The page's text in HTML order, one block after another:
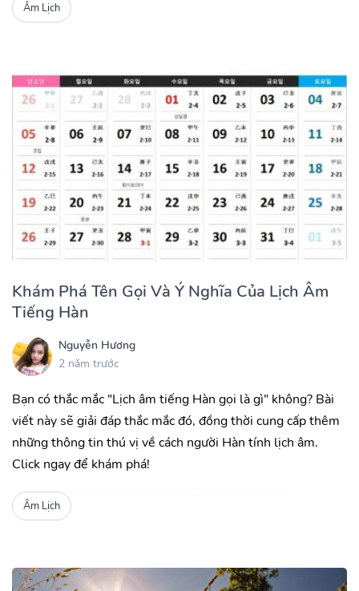
Âm Lịch
Khám Phá Tên Gọi Và Ý Nghĩa Của Lịch Âm
Tiếng Hàn
Nguyễn Hương
2 năm trước
Bạn có thắc mắc "Lịch âm tiếng Hàn gọi là gì" không? Bài
viết này sẽ giải đáp thắc mắc đó, đồng thời cung cấp thêm
những thông tin thú vị về cách người Hàn tính lịch âm.
Click ngay để khám phá!
Âm Lịch